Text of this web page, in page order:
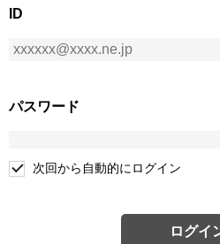
ID
パスワード
次回から自動的にログイン
ログイ